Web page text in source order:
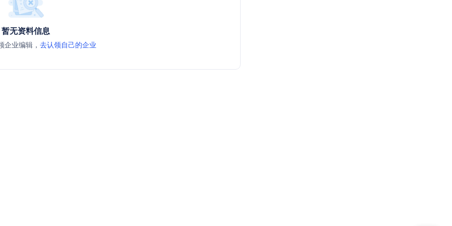
暂无资料信息
企业编辑， 去认领自己的企业